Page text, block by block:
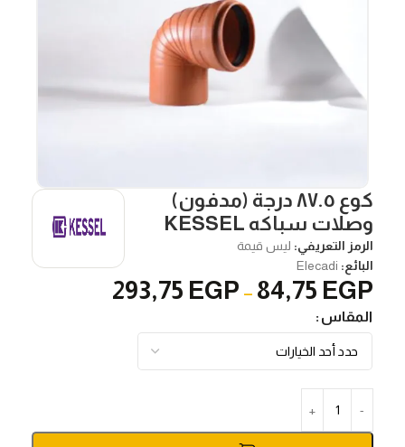
كوع ٨٧.٥ درجة (مدفون)
وصلات سباكه KESSEL
الرمز التعريفي: ليس قيمة
البائع: Elecadi
84,75 EGP
–
293,75 EGP
المقاس